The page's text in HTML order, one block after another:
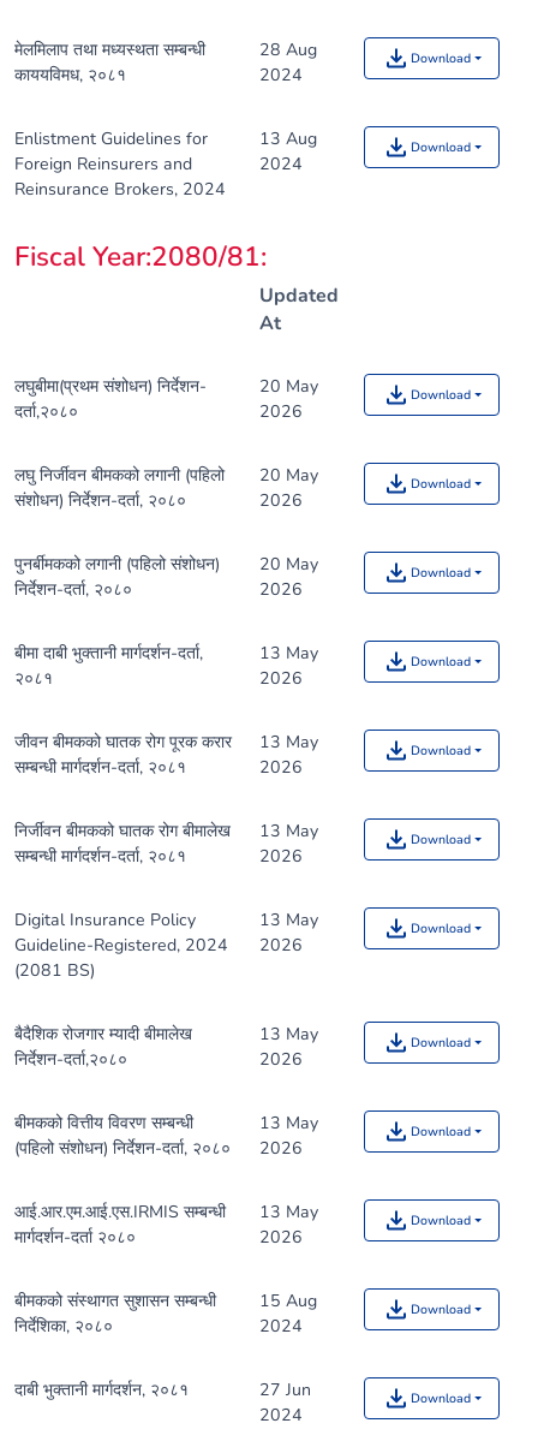
मेलमिलाप तथा मध्यस्थता सम्बन्धी
काययविमध, २०८१
28 Aug
2024
Download
Enlistment Guidelines for
Foreign Reinsurers and
Reinsurance Brokers, 2024
13 Aug
2024
Download
Fiscal Year:2080/81:
Updated
At
लघुबीमा(प्रथम संशोधन) निर्देशन-
दर्ता,२०८०
20 May
2026
Download
लघु निर्जीवन बीमकको लगानी (पहिलो
संशोधन) निर्देशन-दर्ता, २०८०
20 May
2026
Download
पुनर्बीमकको लगानी (पहिलो संशोधन)
निर्देशन-दर्ता, २०८०
20 May
2026
Download
बीमा दाबी भुक्तानी मार्गदर्शन-दर्ता,
२०८१
13 May
2026
Download
जीवन बीमकको घातक रोग पूरक करार
सम्बन्धी मार्गदर्शन-दर्ता, २०८१
13 May
2026
Download
निर्जीवन बीमकको घातक रोग बीमालेख
सम्बन्धी मार्गदर्शन-दर्ता, २०८१
13 May
2026
Download
Digital Insurance Policy
Guideline-Registered, 2024
(2081 BS)
13 May
2026
Download
बैदैशिक रोजगार म्यादी बीमालेख
निर्देशन-दर्ता,२०८०
13 May
2026
Download
बीमकको वित्तीय विवरण सम्बन्धी
(पहिलो संशोधन) निर्देशन-दर्ता, २०८०
13 May
2026
Download
आई.आर.एम.आई.एस.IRMIS सम्बन्धी
मार्गदर्शन-दर्ता २०८०
13 May
2026
Download
बीमकको संस्थागत सुशासन सम्बन्धी
निर्देशिका, २०८०
15 Aug
2024
Download
दाबी भुक्तानी मार्गदर्शन, २०८१
27 Jun
2024
Download